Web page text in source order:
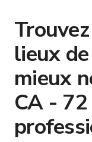
lieux
mieux
CA -